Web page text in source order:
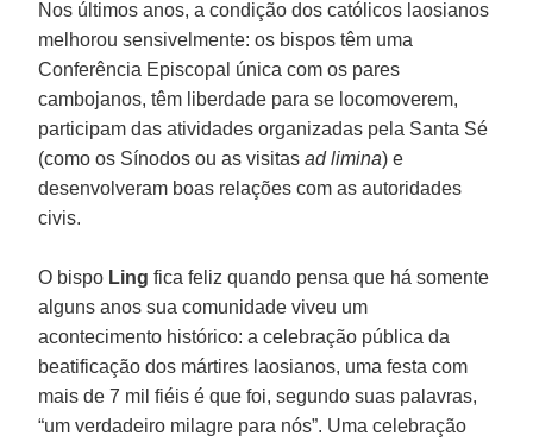
Nos últimos anos, a condição dos católicos laosianos
melhorou sensivelmente: os bispos têm uma
Conferência Episcopal única com os pares
cambojanos, têm liberdade para se locomoverem,
participam das atividades organizadas pela Santa Sé
(como os Sínodos ou as visitasad limina) e
desenvolveram boas relações com as autoridades
civis.
O bispo Ling fica feliz quando pensa que há somente
alguns anos sua comunidade viveu um
acontecimento histórico: a celebração pública da
beatificação dos mártires laosianos, uma festa com
mais de 7 mil fiéis é que foi, segundo suas palavras,
“um verdadeiro milagre para nós”. Uma celebração